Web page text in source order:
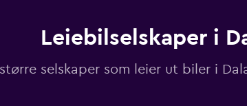
Leiebilselskaper i
selskaper som leier ut biler i